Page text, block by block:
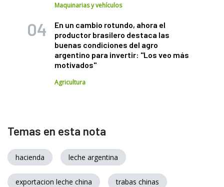
Maquinarias y vehículos
En un cambio rotundo, ahora el
productor brasilero destaca las
buenas condiciones del agro
argentino para invertir: "Los veo más
motivados"
Agricultura
Temas en esta nota
hacienda leche argentina
exportacion leche china trabas chinas